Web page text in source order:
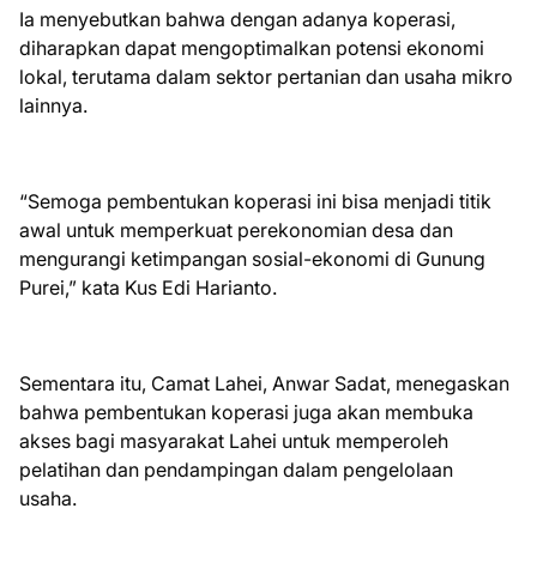
Ia menyebutkan bahwa dengan adanya koperasi,
diharapkan dapat mengoptimalkan potensi ekonomi
lokal, terutama dalam sektor pertanian dan usaha mikro
lainnya.
“Semoga pembentukan koperasi ini bisa menjadi titik
awal untuk memperkuat perekonomian desa dan
mengurangi ketimpangan sosial-ekonomi di Gunung
Purei,” kata Kus Edi Harianto.
Sementara itu, Camat Lahei, Anwar Sadat, menegaskan
bahwa pembentukan koperasi juga akan membuka
akses bagi masyarakat Lahei untuk memperoleh
pelatihan dan pendampingan dalam pengelolaan
usaha.